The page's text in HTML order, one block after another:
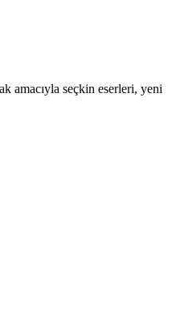
amacıyla seçkin eserleri, yeni